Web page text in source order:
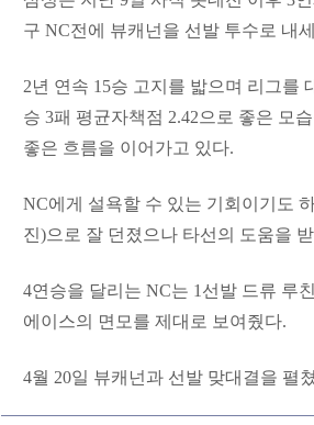
구 NC전에 뷰캐넌을 선발 투수로 내
2년 연속 15승 고지를 밟으며 리그를
승 3패 평균자책점 2.42으로 좋은 모
좋은 흐름을 이어가고 있다.
NC에게 설욕할 수 있는 기회이기도
진)으로 잘 던졌으나 타선의 도움을
4연승을 달리는 NC는 1선발 드류 루
에이스의 면모를 제대로 보여줬다.
4월 20일 뷰캐넌과 선발 맞대결을 펼